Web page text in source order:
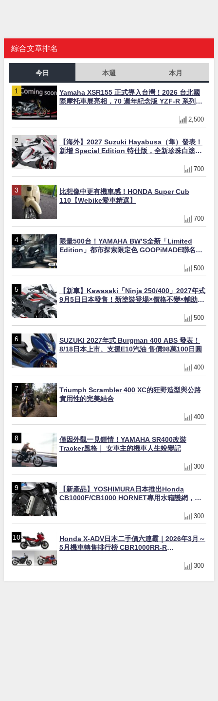
綜合文章排名
今日 本週 本月
Yamaha XSR155 正式導入台灣！2026 台北國
際摩托車展亮相，70 週年紀念版 YZF-R 系列限
2,500
【海外】2027 Suzuki Hayabusa（隼）發表！
新增 Special Edition 特仕版，全新珍珠白塗裝
700
比想像中更有機車感！HONDA Super Cub
110【Webike愛車精選】
700
限量500台！YAMAHA BW’S全新「Limited
Edition」都市探索限定色 GOOPiMADE聯名包
500
【新車】Kawasaki「Ninja 250/400」2027年式
9月5日日本發售！新塗裝登場×價格不變×輔助滑
500
SUZUKI 2027年式 Burgman 400 ABS 發表！
8/18日本上市、支援E10汽油 售價98萬100日圓
400
Triumph Scrambler 400 XC的狂野造型與公路
實用性的完美結合
400
僅因外觀一見鍾情！YAMAHA SR400改裝
Tracker風格｜ 女車主的機車人生蛻變記
300
【新產品】YOSHIMURA日本推出Honda
CB1000F/CB1000 HORNET專用水箱護網，六
300
Honda X-ADV日本二手價六連霸｜2026年3月～
5月機車轉售排行榜 CBR1000RR-R
300